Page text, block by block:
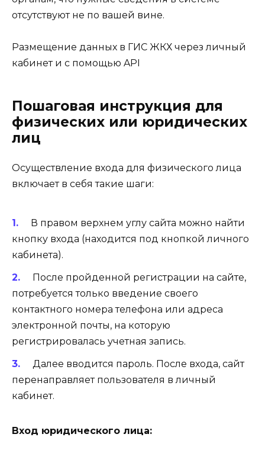
отсутствуют не по вашей вине.
Размещение данных в ГИС ЖКХ через личный
кабинет и с помощью API
Пошаговая инструкция для
физических или юридических
лиц
Осуществление входа для физического лица
включает в себя такие шаги:
В правом верхнем углу сайта можно найти
кнопку входа (находится под кнопкой личного
кабинета).
После пройденной регистрации на сайте,
потребуется только введение своего
контактного номера телефона или адреса
электронной почты, на которую
регистрировалась учетная запись.
Далее вводится пароль. После входа, сайт
перенаправляет пользователя в личный
кабинет.
Вход юридического лица: